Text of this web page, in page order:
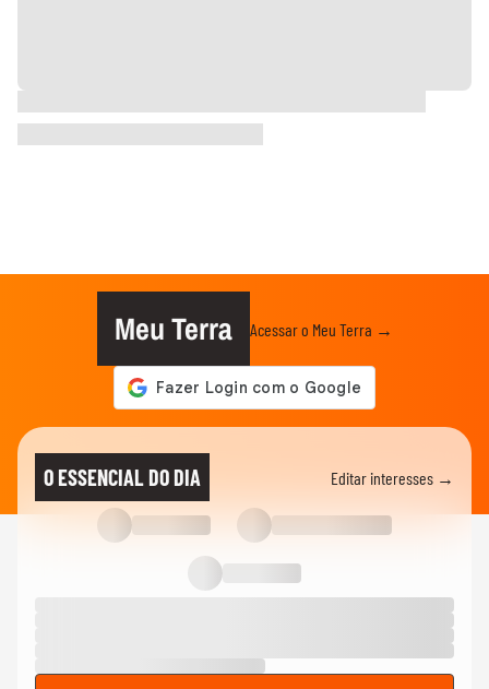
Meu Terra Acessar o Meu Terra →
O ESSENCIAL DO DIA Editar interesses →